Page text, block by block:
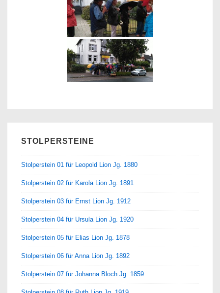
STOLPERSTEINE
Stolperstein 01 für Leopold Lion Jg. 1880
Stolperstein 02 für Karola Lion Jg. 1891
Stolperstein 03 für Ernst Lion Jg. 1912
Stolperstein 04 für Ursula Lion Jg. 1920
Stolperstein 05 für Elias Lion Jg. 1878
Stolperstein 06 für Anna Lion Jg. 1892
Stolperstein 07 für Johanna Bloch Jg. 1859